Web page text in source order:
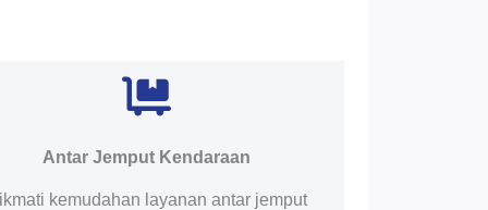
Antar Jemput Kendaraan
kemudahan layanan antar jemput